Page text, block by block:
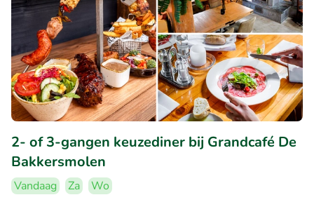
2- of 3-gangen keuzediner bij Grandcafé De
Bakkersmolen
Vandaag Za
Wo